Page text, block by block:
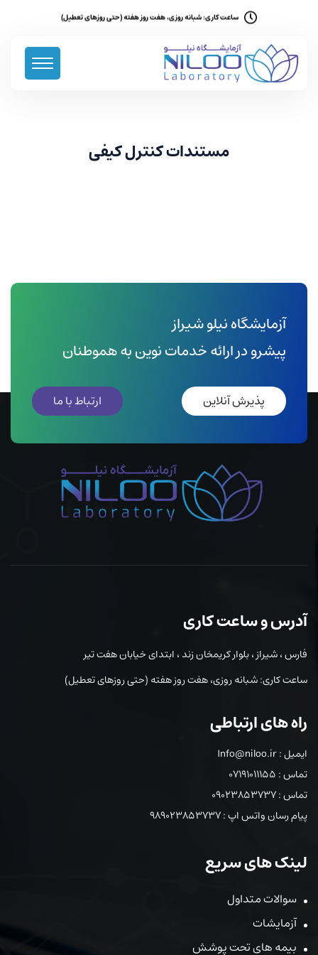
ساعت کاری: شبانه روزی، هفت روز هفته (حتی روزهای تعطیل)
مستندات کنترل کیفی
آزمایشگاه نیلو شیراز
پیشرو در ارائه خدمات نوین به هموطنان
پذیرش آنلاین ارتباط با ما
آدرس و ساعت کاری
فارس ، شیراز ، بلوار کریمخان زند ، ابتدای خیابان هفت تیر
ساعت کاری: شبانه روزی، هفت روز هفته (حتی روزهای تعطیل)
راه های ارتباطی
ایمیل : Info@niloo.ir
تماس : 07191011155
تماس : 09023853737
پیام رسان واتس اپ : 989023853737
لینک های سریع
سوالات متداول
آزمایشات
بیمه های تحت پوشش